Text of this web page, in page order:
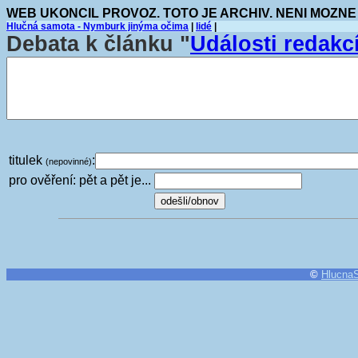
WEB UKONCIL PROVOZ. TOTO JE ARCHIV. NENI
Hlučná samota - Nymburk jinýma očima lidé
Debata k článku "Události
titulek (nepovinné):
pro ověření: pět a pět je...
©